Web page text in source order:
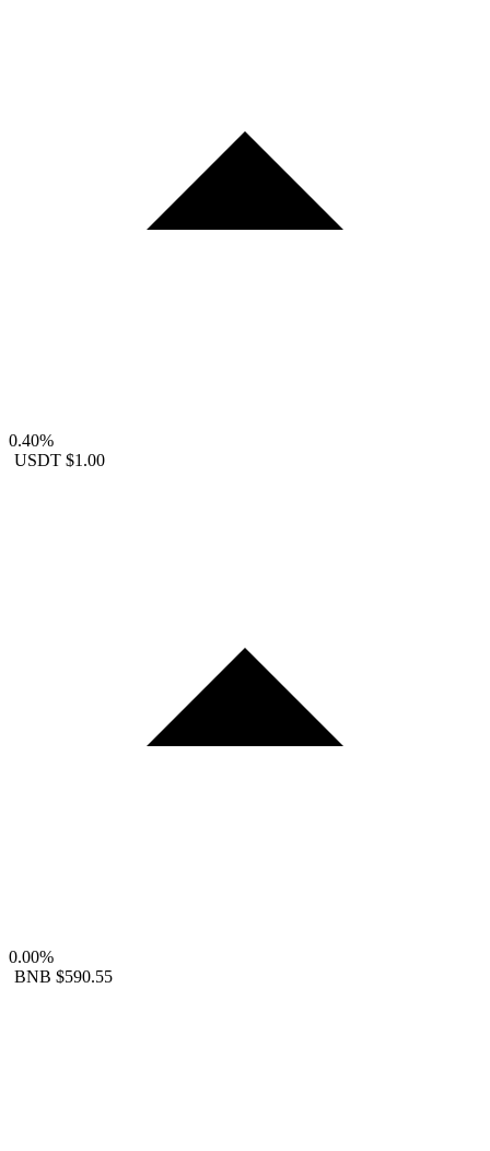
0.40%
USDT $1.00
0.00%
BNB $590.55